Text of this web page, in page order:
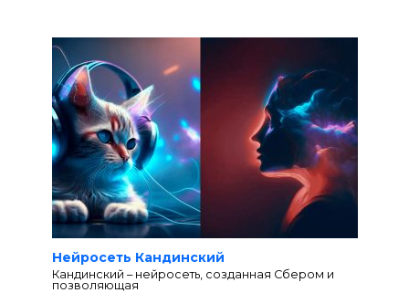
Нейросеть Кандинский
Кандинский – нейросеть, созданная Сбером и
позволяющая